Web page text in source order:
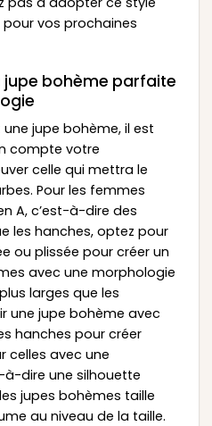
vos prochaines
bohème parfaite
jupe bohème, il est
compte votre
celle qui mettra le
Pour les femmes
A, c’est-à-dire des
les hanches, optez pour
ou plissée pour créer un
avec une morphologie
larges que les
une jupe bohème avec
hanches pour créer
celles avec une
à-dire une silhouette
jupes bohèmes taille
au niveau de la taille.